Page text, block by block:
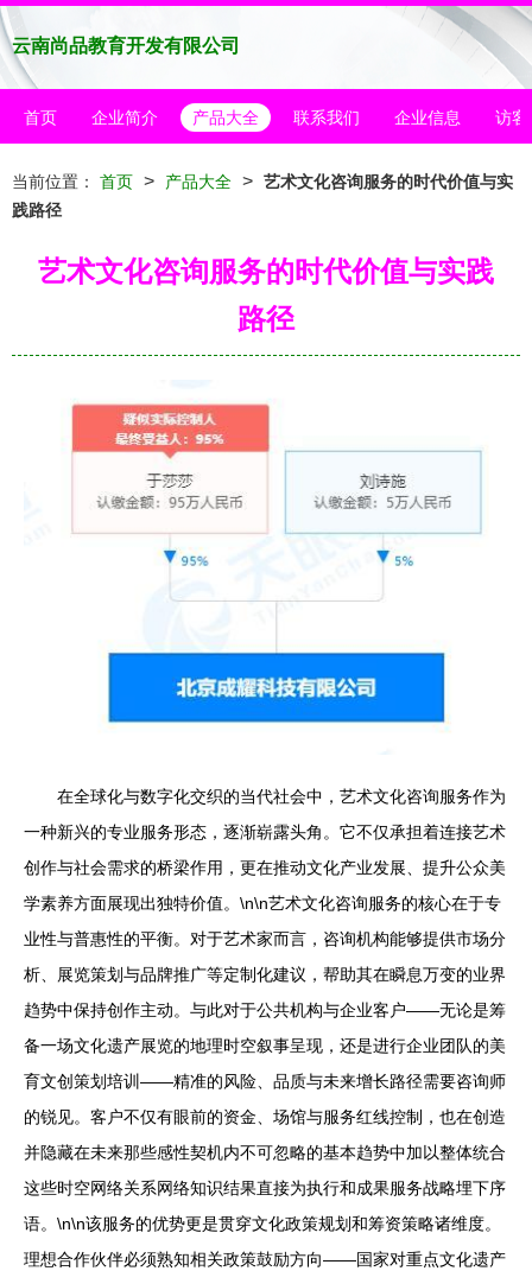
云南尚品教育开发有限公司
首页 企业简介 产品大全 联系我们 企业信息 访客
当前位置： 首页 > 产品大全 > 艺术文化咨询服务的时代价值与实
践路径
艺术文化咨询服务的时代价值与实践
路径
在全球化与数字化交织的当代社会中，艺术文化咨询服务作为
一种新兴的专业服务形态，逐渐崭露头角。它不仅承担着连接艺术
创作与社会需求的桥梁作用，更在推动文化产业发展、提升公众美
学素养方面展现出独特价值。\n\n艺术文化咨询服务的核心在于专
业性与普惠性的平衡。对于艺术家而言，咨询机构能够提供市场分
析、展览策划与品牌推广等定制化建议，帮助其在瞬息万变的业界
趋势中保持创作主动。与此对于公共机构与企业客户——无论是筹
备一场文化遗产展览的地理时空叙事呈现，还是进行企业团队的美
育文创策划培训——精准的风险、品质与未来增长路径需要咨询师
的锐见。客户不仅有眼前的资金、场馆与服务红线控制，也在创造
并隐藏在未来那些感性契机内不可忽略的基本趋势中加以整体统合
这些时空网络关系网络知识结果直接为执行和成果服务战略埋下序
语。\n\n该服务的优势更是贯穿文化政策规划和筹资策略诸维度。
理想合作伙伴必须熟知相关政策鼓励方向——国家对重点文化遗产